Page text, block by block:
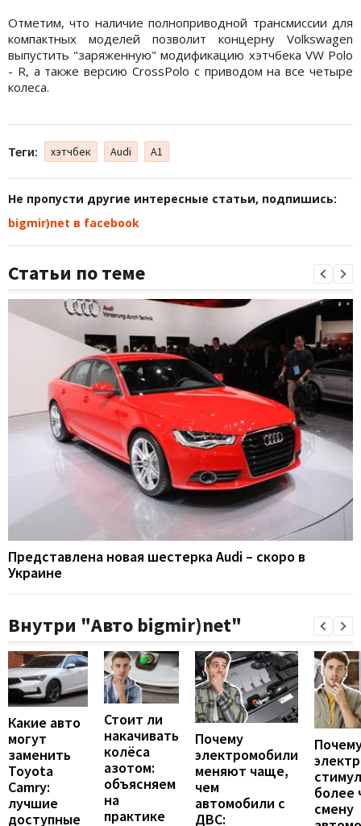
Отметим, что наличие полноприводной трансмиссии для
компактных моделей позволит концерну Volkswagen
выпустить "заряженную" модификацию хэтчбека VW Polo
- R, а также версию CrossPolo с приводом на все четыре
колеса.
Теги: хэтчбек Audi A1
Не пропусти другие интересные статьи, подпишись:
bigmir)net в facebook
Статьи по теме
Представлена новая шестерка Audi – скоро в
Украине
Внутри "Авто bigmir)net"
Какие авто
могут
заменить
Toyota
Camry:
лучшие
доступные
Стоит ли
накачивать
колёса
азотом:
объясняем
на
практике
Почему
электромобили
меняют чаще,
чем
автомобили с
ДВС:
более
смену